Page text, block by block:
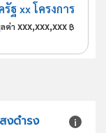
ฐ xx โครงการ
ค่า xxx,xxx,xxx ฿
งดำรง